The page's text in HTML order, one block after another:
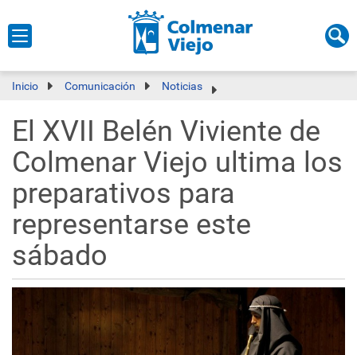
Inicio Comunicación Noticias
El XVII Belén Viviente de
Colmenar Viejo ultima los
preparativos para
representarse este
sábado